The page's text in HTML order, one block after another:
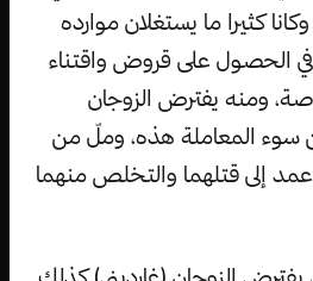
كثيرا ما يستغلان موارده
الحصول على قروض واقتناء
ومنه يفترض الزوجان
سوء المعاملة هذه، وملّ من
إلى قتلهما والتخلص منهما